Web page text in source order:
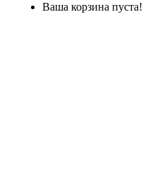
Ваша корзина пуста!